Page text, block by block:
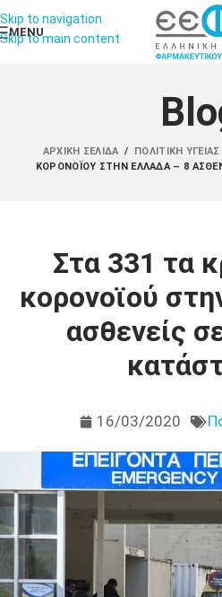
Skip to navigation
Skip to main content
MENU
ΑΡΧΙΚΉ ΣΕΛΊΔΑ / ΠΟΛΙΤΙΚΉ ΥΓΕΊΑΣ
ΚΟΡΟΝΟΪΟΎ ΣΤΗΝ ΕΛΛΆΔΑ – 8
Στα 331 τα
κορονοϊού
ασθενείς
16/03/2020